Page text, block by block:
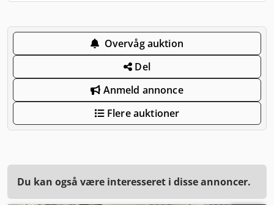
Overvåg auktion
Del
Anmeld annonce
Flere auktioner
Du kan også være interesseret i disse annoncer.